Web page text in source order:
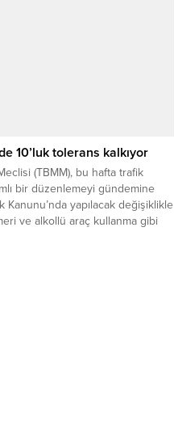
10’luk tolerans kalkıyor
(TBMM), bu hafta trafik
bir düzenlemeyi gündemine
Kanunu’nda yapılacak değişiklikle
ve alkollü araç kullanma gibi
Yeni
cezaları 31 Aralık 2025